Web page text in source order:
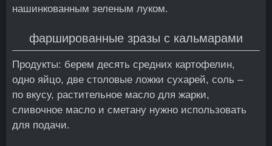
нашинкованным зеленым луком.
фаршированные зразы с кальмарами
Продукты: берем десять средних картофелин,
одно яйцо, две столовые ложки сухарей, соль –
по вкусу, растительное масло для жарки,
сливочное масло и сметану нужно использовать
для подачи.